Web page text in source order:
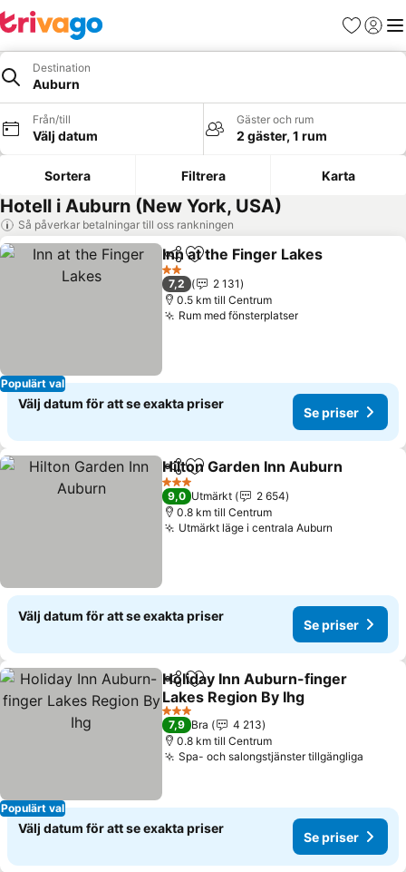
Favoriter
Logga
Destination
Auburn
Från/till
Välj datum
Gäster och rum
2 gäster, 1 rum
Sortera Filtrera Karta
Hotell i Auburn (New York, USA)
Så påverkar betalningar till oss rankningen
Populärt val
Dela Lägg till i Mina Favoriter
Inn at the Finger Lakes
2 Stjärnor
7,2
2 131
0.5 km till Centrum
Rum med fönsterplatser
Välj datum för att se exakta priser
Se priser
Dela Lägg till i Mina Favoriter
Hilton Garden Inn Auburn
3 Stjärnor
9,0 Utmärkt
2 654
0.8 km till Centrum
Utmärkt läge i centrala Auburn
Välj datum för att se exakta priser
Se priser
Populärt val
Dela Lägg till i Mina Favoriter
Holiday Inn Auburn-finger
Lakes Region By Ihg
3 Stjärnor
7,9 Bra
4 213
0.8 km till Centrum
Spa- och salongstjänster tillgängliga
Välj datum för att se exakta priser
Se priser